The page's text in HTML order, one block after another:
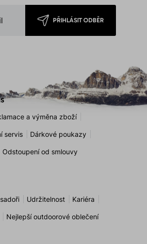
PŘIHLÁSIT ODBĚR
a výměna zboží
servis Dárkové poukazy
Odstoupení od smlouvy
Udržitelnost Kariéra
Nejlepší outdoorové oblečení